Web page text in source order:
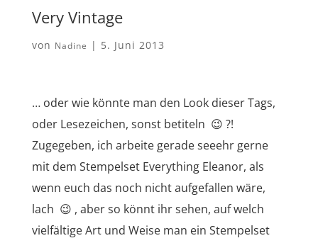
Very Vintage
von Nadine | 5. Juni 2013
… oder wie könnte man den Look dieser Tags,
oder Lesezeichen, sonst betiteln 😉 ?!
Zugegeben, ich arbeite gerade seeehr gerne
mit dem Stempelset Everything Eleanor, als
wenn euch das noch nicht aufgefallen wäre,
lach 😉 , aber so könnt ihr sehen, auf welch
vielfältige Art und Weise man ein Stempelset